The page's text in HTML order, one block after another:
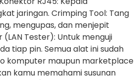
jaringan. Crimping Tool: Tang
mengupas, dan menjepit
Tester): Untuk menguji
tiap pin. Semua alat ini sudah
komputer maupun marketplace
kamu memahami susunan